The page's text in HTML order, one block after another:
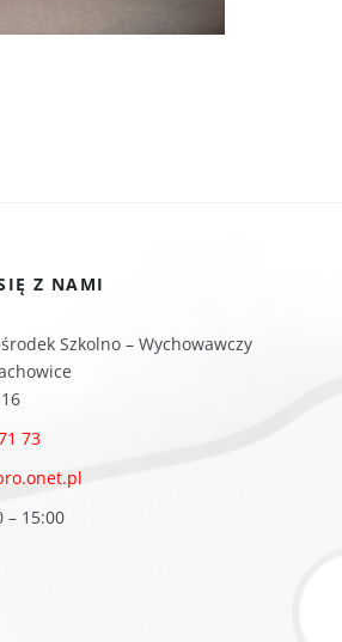
Z NAMI
Szkolno – Wychowawczy
73
– 15:00